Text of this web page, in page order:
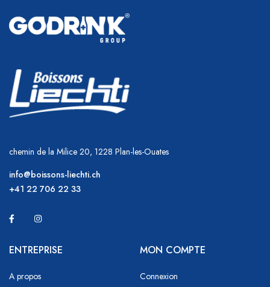
chemin de la Milice 20, 1228 Plan-les-Ouates
info@boissons-liechti.ch
+41 22 706 22 33
ENTREPRISE
A propos
MON COMPTE
Connexion